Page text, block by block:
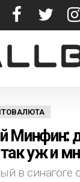
Минфин:
уж и
в синагоге